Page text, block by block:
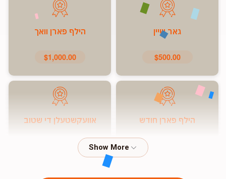
גאר שיין
$500.00
הילף פארן וואך
$1,000.00
הילף פארן חודש אוועקשטעלן די שטוב